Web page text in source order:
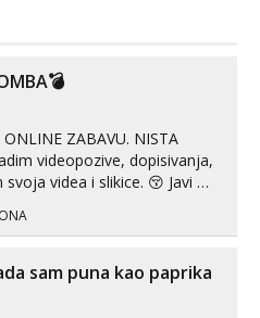
ONLINE ZABAVU. NISTA
videa i slikice. 😚 Javi mi
Telegram. +385 91 723 0045
ONA
sam puna kao paprika